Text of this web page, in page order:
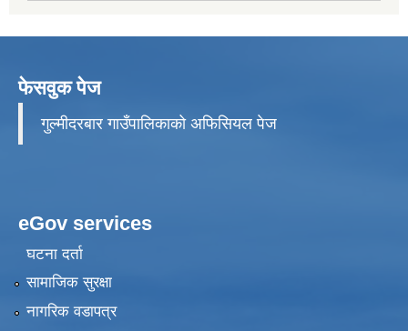
फेसवुक पेज
गुल्मीदरबार गाउँपालिकाको अफिसियल पेज
eGov services
घटना दर्ता
सामाजिक सुरक्षा
नागरिक वडापत्र